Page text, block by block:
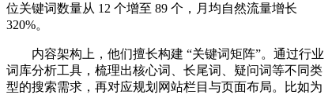
位关键词数量从 12 个增至 89 个，月均自然流量增长
320%。
内容架构上，他们擅长构建 “关键词矩阵”。通过行业
词库分析工具，梳理出核心词、长尾词、疑问词等不同类
型的搜索需求，再对应规划网站栏目与页面布局。比如为